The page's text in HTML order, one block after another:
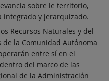
sobre le territorio,
integrado y jerarquizado.
Recursos Naturales y del
la Comunidad Autónoma
entre sí en el
del marco de las
de la Administración